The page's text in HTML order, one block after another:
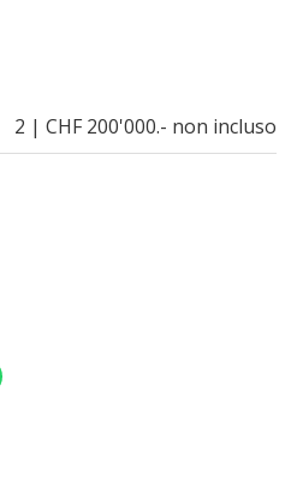
2 | CHF 200'000.- non incluso